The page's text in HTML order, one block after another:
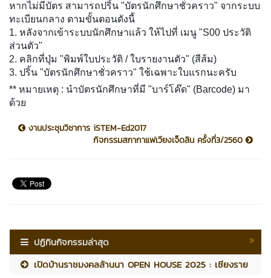
หากไม่มีบัตร สามารถปริ้น "บัตรนักศึกษาชั่วคราว" จากระบบ
ทะเบียนกลาง ตามขั้นตอนดังนี้
1. หลังจากเข้าระบบนักศึกษาเเล้ว ให้ไปที่ เมนู "S00 ประวัติ
ส่วนตัว"
2. คลิกที่ปุ่ม "พิมพ์ใบประวัติ / ใบรายงานตัว" (สีส้ม)
3. ปริ้น "บัตรนักศึกษาชั่วคราว" ใช้เฉพาะใบแรกนะครับ
** หมายเหตุ : นำบัตรนักศึกษาที่มี "บาร์โค๊ด" (Barcode) มา
ด้วย
งานประชุมวิชาการ iSTEM-Ed2017
กิจกรรมสภากาแฟเวียงเจ็ดลิน ครั้งที่3/2560
ปฏิทินกิจกรรมล่าสุด
เปิดบ้านราชมงคลล้านนา OPEN HOUSE 2025 : เชียงราย